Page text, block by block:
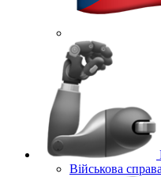
Військова справа